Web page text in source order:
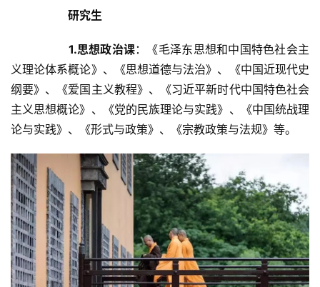
研究生
1.思想政治课：《毛泽东思想和中国特色社会主
义理论体系概论》、《思想道德与法治》、《中国近现代史
纲要》、《爱国主义教程》、《习近平新时代中国特色社会
主义思想概论》、《党的民族理论与实践》、《中国统战理